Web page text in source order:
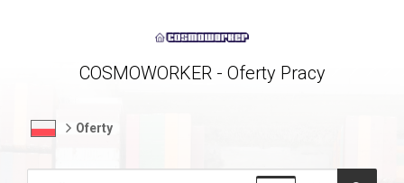
COSMOWORKER - Oferty Pracy
Oferty